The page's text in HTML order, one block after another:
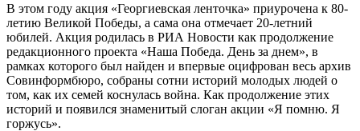
В этом году акция «Георгиевская ленточка» приурочена к 80-
летию Великой Победы, а сама она отмечает 20-летний
юбилей. Акция родилась в РИА Новости как продолжение
редакционного проекта «Наша Победа. День за днем», в
рамках которого был найден и впервые оцифрован весь архив
Совинформбюро, собраны сотни историй молодых людей о
том, как их семей коснулась война. Как продолжение этих
историй и появился знаменитый слоган акции «Я помню. Я
горжусь».